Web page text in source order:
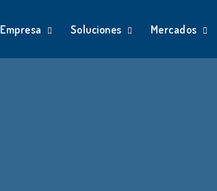
Empresa Soluciones Mercados